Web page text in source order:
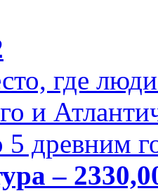
где
и
5 древним
–